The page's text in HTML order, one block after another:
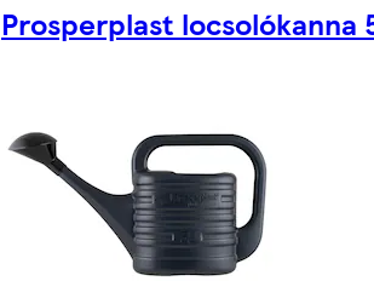
Prosperplast locsolókanna